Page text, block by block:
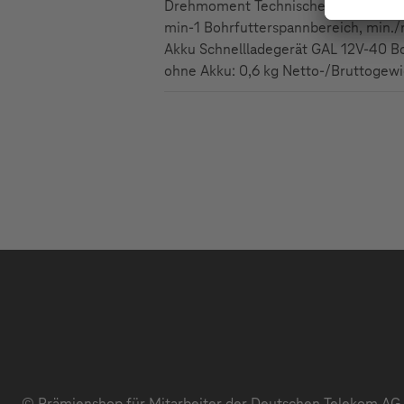
Drehmoment Technische Daten:
min-1 Bohrfutterspannbereich, min./
Akku Schnellladegerät GAL 12V-40
ohne Akku: 0,6 kg Netto-/